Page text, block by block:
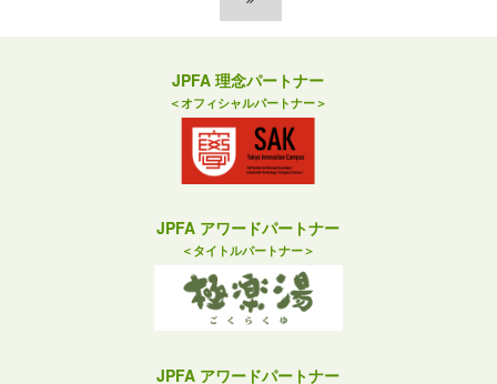
JPFA 理念パートナー
＜オフィシャルパートナー＞
JPFA アワードパートナー
＜タイトルパートナー＞
JPFA アワードパートナー